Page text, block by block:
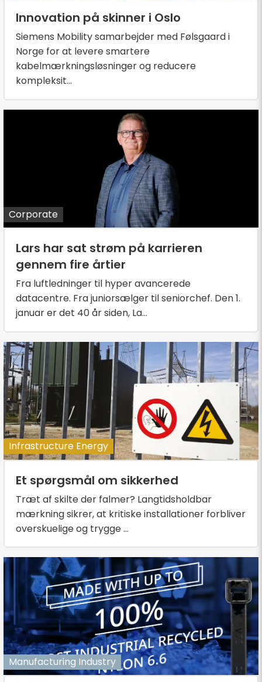
Innovation på skinner i Oslo
Siemens Mobility samarbejder med Følsgaard i
Norge for at levere smartere
kabelmærkningsløsninger og reducere
kompleksit...
Corporate
Lars har sat strøm på karrieren
gennem fire årtier
Fra luftledninger til hyper avancerede
datacentre. Fra juniorsælger til seniorchef. Den 1.
januar er det 40 år siden, La...
Infrastructure Energy
Et spørgsmål om sikkerhed
Træt af skilte der falmer? Langtidsholdbar
mærkning sikrer, at kritiske installationer forbliver
overskuelige og trygge ...
Manufacturing Industry